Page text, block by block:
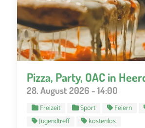
Pizza, Party, OAC in
28. August 2026 - 14:00
Freizeit Sport Feiern
Jugendtreff
kostenlos